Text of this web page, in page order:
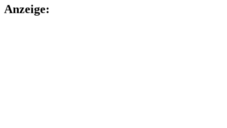
Anzeige: